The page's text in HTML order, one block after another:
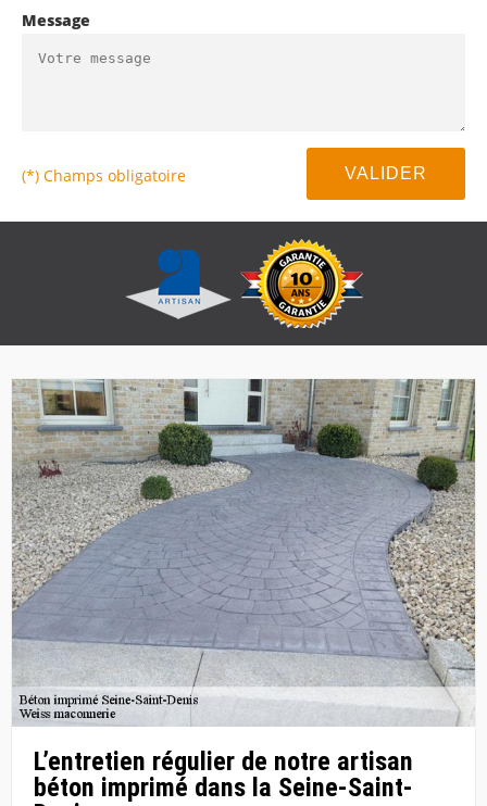
Message
(*) Champs obligatoire
L’entretien régulier de notre artisan
béton imprimé dans la Seine-Saint-